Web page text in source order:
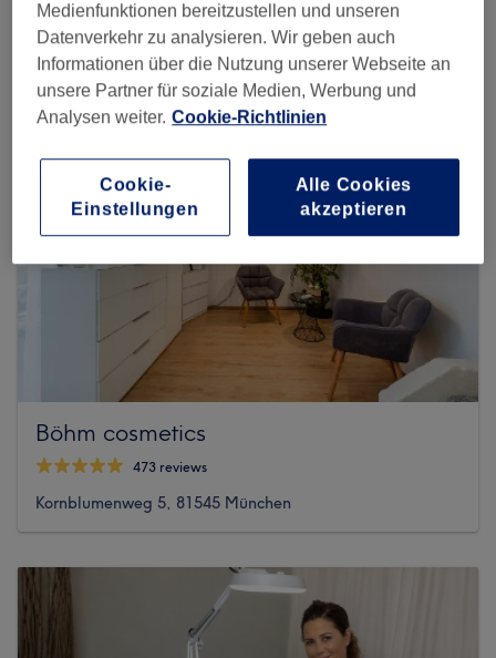
Auf Treatwell finden
Böhm cosmetics
473 reviews
Kornblumenweg 5, 81545 München
Medienfunktionen bereitzustellen und unseren
Datenverkehr zu analysieren. Wir geben auch
Informationen über die Nutzung unserer Webseite an
unsere Partner für soziale Medien, Werbung und
Analysen weiter. Cookie-Richtlinien
Cookie-
Einstellungen
Alle Cookies
akzeptieren